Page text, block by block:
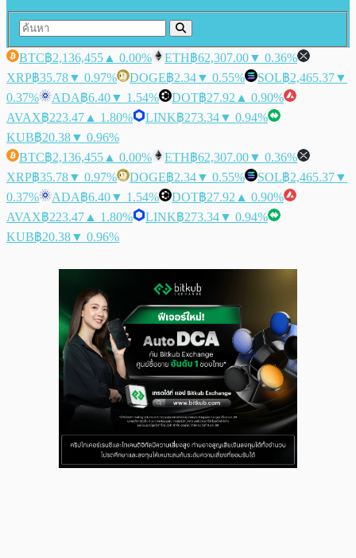
BTC฿2,136,455 ▲ 0.00% ETH฿62,307.00▼ 0.36%
XRP฿35.78▼ 0.97% DOGE฿2.34▼ 0.55% SOL฿2,465.37▼
0.37%
ADA฿6.40▼ 1.54% DOT฿27.92 ▲ 0.90%
AVAX฿223.47 ▲ 1.80% LINK฿273.34▼ 0.94%
KUB฿20.38▼ 0.96%
BTC฿2,136,455 ▲ 0.00% ETH฿62,307.00▼ 0.36%
XRP฿35.78▼ 0.97% DOGE฿2.34▼ 0.55% SOL฿2,465.37▼
0.37%
ADA฿6.40▼ 1.54% DOT฿27.92 ▲ 0.90%
AVAX฿223.47 ▲ 1.80% LINK฿273.34▼ 0.94%
KUB฿20.38▼ 0.96%